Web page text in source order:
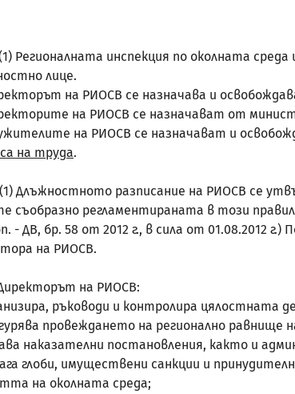
Регионалната инспекция по околната
лице.
на РИОСВ се назначава и
на РИОСВ се назначават от
на РИОСВ се назначават и
на труда.
Длъжностното разписание на РИОСВ се
съобразно регламентираната в този
- ДВ, бр. 58 от 2012 г., в сила от
на РИОСВ.
на РИОСВ:
ръководи и контролира цялостната
провеждането на регионално
наказателни постановления, както и
глоби, имуществени санкции и
на околната среда;